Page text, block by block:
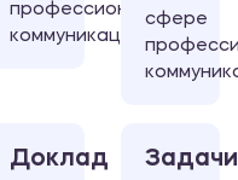
профессиональной
коммуникации
сфере
Доклад Задачи